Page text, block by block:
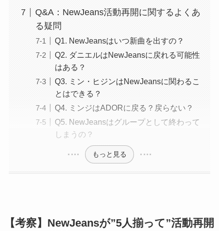
Q&A：NewJeans活動再開に関するよくあ
る疑問
Q1. NewJeansはいつ新曲を出すの？
Q2. ダニエルはNewJeansに戻れる可能性
はある？
Q3. ミン・ヒジンはNewJeansに関わるこ
とはできる？
Q4. ミンジはADORに戻る？戻らない？
Q5. NewJeansはグループとして終わって
しまうの？
もっと見る
【考察】NewJeansが”5人揃って”活動再開